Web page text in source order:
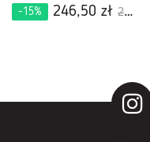
-15%
246,50 zł 290,00 zł